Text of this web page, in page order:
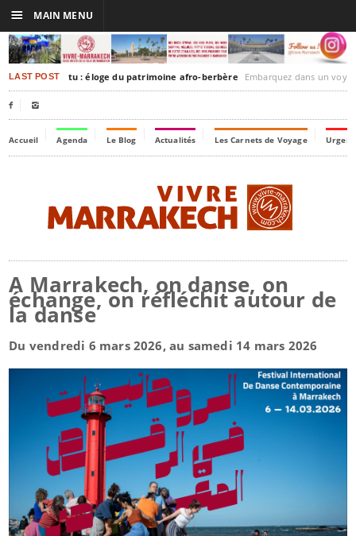
LAST POST
Timbuktu : éloge du patrimoine afro-berbère Embarquez dans un voyage culturel dans le
 
Accueil Agenda Le Blog Actualités Les Carnets de Voyage
A Marrakech, on danse, on
échange, on réfléchit autour de
la danse
Du vendredi 6 mars 2026, au samedi 14 mars 2026
☰ MAIN MENU